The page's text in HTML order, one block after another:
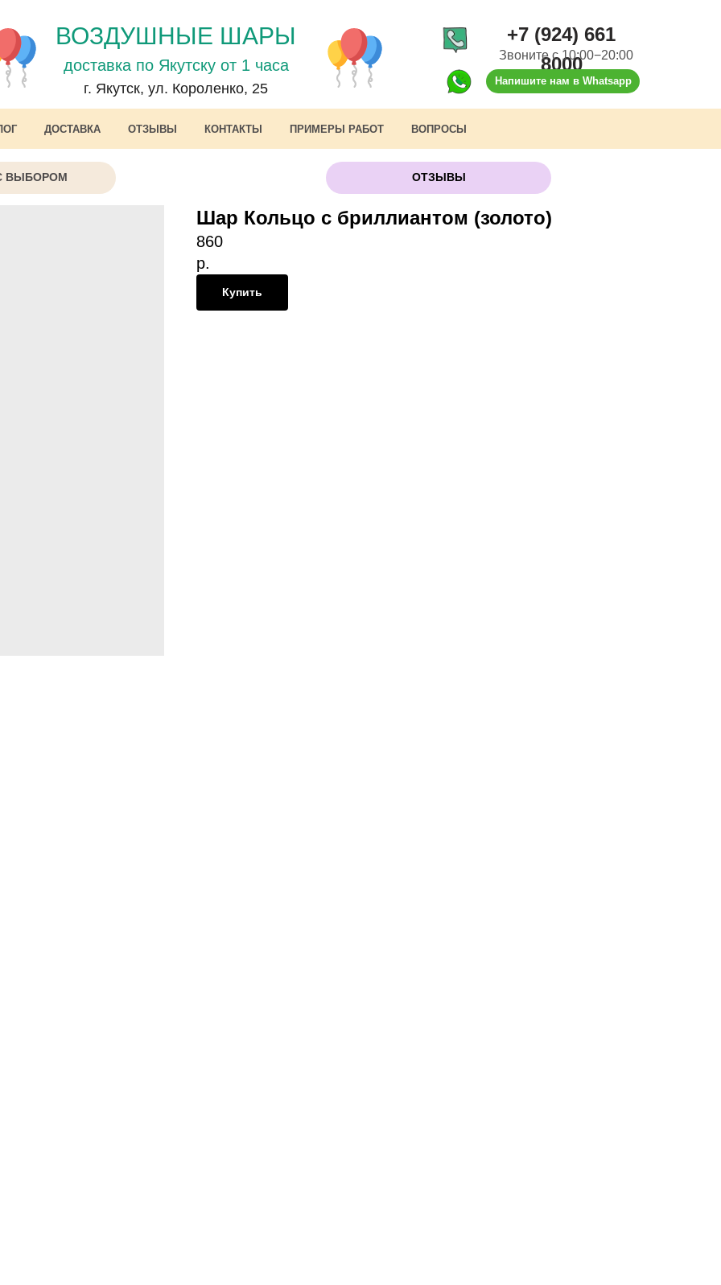
ВОЗДУШНЫЕ ШАРЫ
доставка по Якутску от 1 часа
г. Якутск, ул. Короленко, 25
+7 (924) 661
8000
Напишите нам в Whatsapp
Звоните с 10:00−20:00
ДОСТАВКА ОТЗЫВЫ КОНТАКТЫ ПРИМЕРЫ РАБОТ ВОПРОСЫ
ВЫБОРОМ ОТЗЫВЫ
Шар Кольцо с бриллиантом (золото)
860
р.
Купить